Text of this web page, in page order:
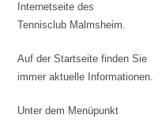
Internetseite des
Tennisclub Malmsheim.
Auf der Startseite finden Sie
immer aktuelle Informationen.
Unter dem Menüpunkt